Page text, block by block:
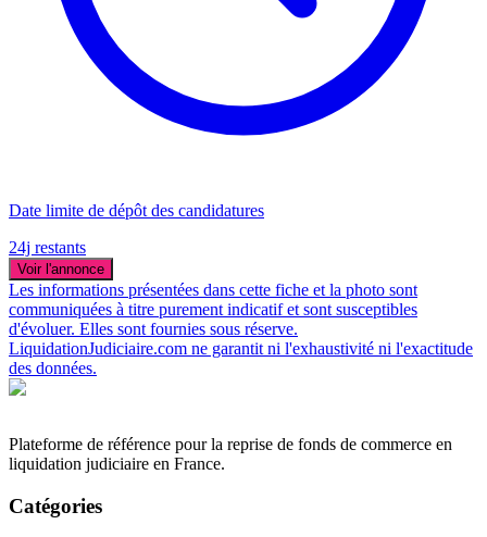
Date limite de dépôt des candidatures
24j restants
Voir l'annonce
Les informations présentées dans cette fiche et la photo sont
communiquées à titre purement indicatif et sont susceptibles
d'évoluer. Elles sont fournies sous réserve.
LiquidationJudiciaire.com ne garantit ni l'exhaustivité ni l'exactitude
des données.
Plateforme de référence pour la reprise de fonds de commerce en
liquidation judiciaire en France.
Catégories